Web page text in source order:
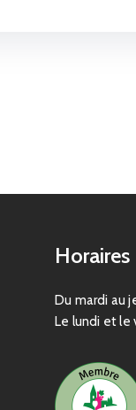
Horaires
Du mardi au
Le lundi et le